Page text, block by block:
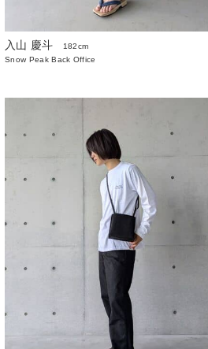
入山 慶斗
182cm
Snow Peak Back Office